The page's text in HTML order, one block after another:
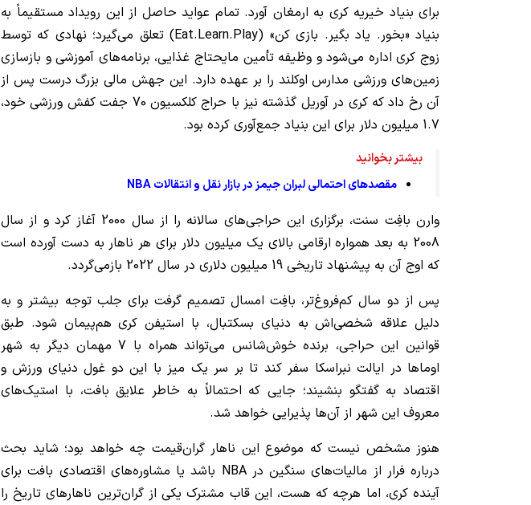
برای بنیاد خیریه کری به ارمغان آورد. تمام عواید حاصل از این رویداد مستقیماً به
بنیاد «بخور. یاد بگیر. بازی کن» (Eat.Learn.Play) تعلق می‌گیرد؛ نهادی که توسط
زوج کری اداره می‌شود و وظیفه تأمین مایحتاج غذایی، برنامه‌های آموزشی و بازسازی
زمین‌های ورزشی مدارس اوکلند را بر عهده دارد. این جهش مالی بزرگ درست پس از
آن رخ داد که کری در آوریل گذشته نیز با حراج کلکسیون 70 جفت کفش ورزشی خود،
1.7 میلیون دلار برای این بنیاد جمع‌آوری کرده بود.
بیشتر بخوانید
مقصدهای احتمالی لبران جیمز در بازار نقل و انتقالات NBA
وارن بافِت سنت، برگزاری این حراجی‌های سالانه را از سال 2000 آغاز کرد و از سال
2008 به بعد همواره ارقامی بالای یک میلیون دلار برای هر ناهار به دست آورده است
که اوج آن به پیشنهاد تاریخی 19 میلیون دلاری در سال 2022 بازمی‌گردد.
پس از دو سال کم‌فروغ‌تر، بافِت امسال تصمیم گرفت برای جلب توجه بیشتر و به
دلیل علاقه شخصی‌اش به دنیای بسکتبال، با استیفن کری هم‌پیمان شود. طبق
قوانین این حراجی، برنده خوش‌شانس می‌تواند همراه با 7 مهمان دیگر به شهر
اوماها در ایالت نبراسکا سفر کند تا بر سر یک میز با این دو غول دنیای ورزش و
اقتصاد به گفتگو بنشیند؛ جایی که احتمالاً به خاطر علایق بافت، با استیک‌های
معروف این شهر از آن‌ها پذیرایی خواهد شد.
هنوز مشخص نیست که موضوع این ناهار گران‌قیمت چه خواهد بود؛ شاید بحث
درباره فرار از مالیات‌های سنگین در NBA باشد یا مشاوره‌های اقتصادی بافت برای
آینده کری، اما هرچه که هست، این قاب مشترک یکی از گران‌ترین ناهارهای تاریخ را